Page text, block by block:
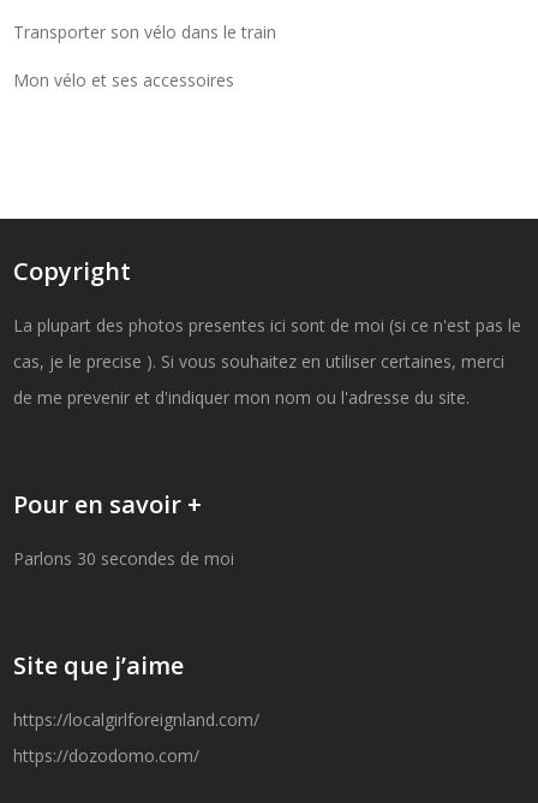
Transporter son vélo dans le train
Mon vélo et ses accessoires
Copyright
La plupart des photos presentes ici sont de moi (si ce n'est pas le
cas, je le precise ). Si vous souhaitez en utiliser certaines, merci
de me prevenir et d'indiquer mon nom ou l'adresse du site.
Pour en savoir +
Parlons 30 secondes de moi
Site que j’aime
https://localgirlforeignland.com/
https://dozodomo.com/